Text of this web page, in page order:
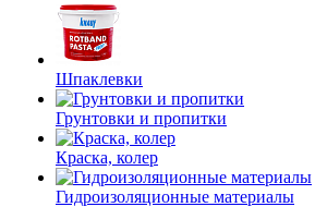
Шпаклевки
Грунтовки и пропитки
Краска, колер
Гидроизоляционные материалы